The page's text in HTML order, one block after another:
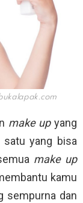
make upyang
satu yang bisa
make up
kamu
sempurna dan